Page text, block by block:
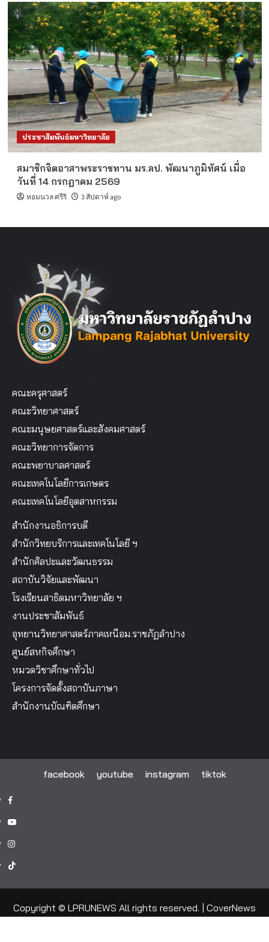
ประชาสัมพันธ์มหาวิทยาลัย
สมาชิกจิตอาสาพระราชทาน มร.ลป. พัฒนาภูมิทัศน์ เมื่อ
วันที่ 14 กรกฎาคม 2569
หอมนวล ศรีริ 3 สัปดาห์ ago
คณะครุศาสตร์
คณะวิทยาศาสตร์
คณะมนุษยศาสตร์และสังคมศาสตร์
คณะวิทยาการจัดการ
คณะพยาบาลศาสตร์
คณะเทคโนโลยีการเกษตร
คณะเทคโนโลยีอุตสาหกรรม
สำนักงานอธิการบดี
สำนักวิทยบริการและเทคโนโลยี ฯ
สำนักศิลปะและวัฒนธรรม
สถาบันวิจัยและพัฒนา
โรงเรียนสาธิตมหาวิทยาลัย ฯ
งานประชาสัมพันธ์
อุทยานวิทยาศาสตร์ภาคเหนือม.ราชภัฏลำปาง
ศูนย์สหกิจศึกษา
หมวดวิชาศึกษาทั่วไป
โครงการจัดตั้งสถาบันภาษา
สำนักงานบัณฑิตศึกษา
facebook youtube instagram tiktok
facebook
youtube
instagram
tiktok
Copyright © LPRUNEWS All rights reserved.
CoverNews